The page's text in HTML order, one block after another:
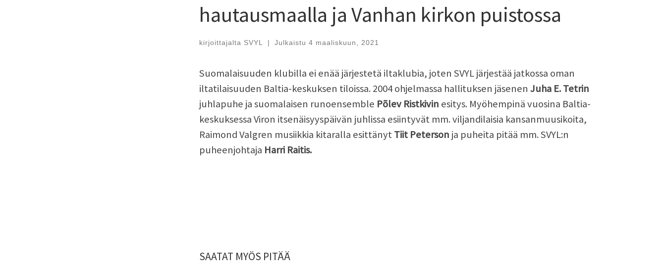
hautausmaalla ja Vanhan kirkon puistossa
kirjoittajalta SVYL | Julkaistu 4 maaliskuun, 2021
Suomalaisuuden klubilla ei enää järjestetä iltaklubia, joten SVYL järjestää jatkossa oman
iltatilaisuuden Baltia-keskuksen tiloissa. 2004 ohjelmassa hallituksen jäsenen Juha E. Tetrin
juhlapuhe ja suomalaisen runoensemble Põlev Ristkivin esitys. Myöhempinä vuosina Baltia-
keskuksessa Viron itsenäisyyspäivän juhlissa esiintyvät mm. viljandilaisia kansanmuusikoita,
Raimond Valgren musiikkia kitaralla esittänytTiit Peterson ja puheita pitää mm. SVYL:n
puheenjohtaja Harri Raitis.
SAATAT MYÖS PITÄÄ